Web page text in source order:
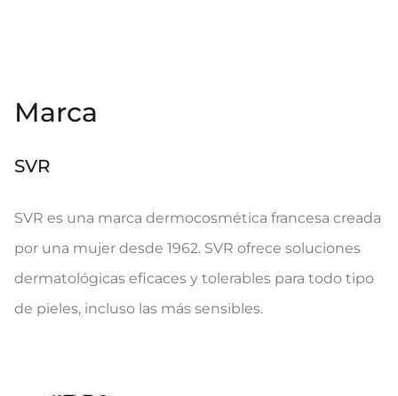
Marca
SVR
SVR es una marca dermocosmética francesa creada
por una mujer desde 1962. SVR ofrece soluciones
dermatológicas eficaces y tolerables para todo tipo
de pieles, incluso las más sensibles.